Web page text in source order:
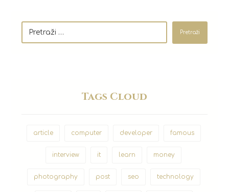
Pretraži
Tags Cloud
article computer developer famous
interview it learn money
photography post seo technology